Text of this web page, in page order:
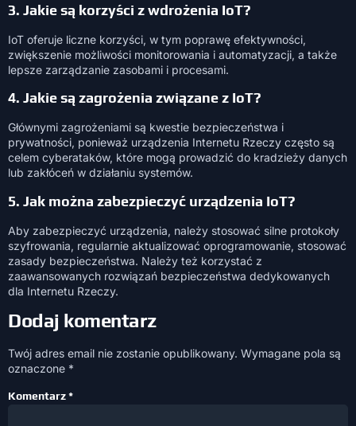
3. Jakie są korzyści z wdrożenia IoT?
IoT oferuje liczne korzyści, w tym poprawę efektywności,
zwiększenie możliwości monitorowania i automatyzacji, a także
lepsze zarządzanie zasobami i procesami.
4. Jakie są zagrożenia związane z IoT?
Głównymi zagrożeniami są kwestie bezpieczeństwa i
prywatności, ponieważ urządzenia Internetu Rzeczy często są
celem cyberataków, które mogą prowadzić do kradzieży danych
lub zakłóceń w działaniu systemów.
5. Jak można zabezpieczyć urządzenia IoT?
Aby zabezpieczyć urządzenia, należy stosować silne protokoły
szyfrowania, regularnie aktualizować oprogramowanie, stosować
zasady bezpieczeństwa. Należy też korzystać z
zaawansowanych rozwiązań bezpieczeństwa dedykowanych
dla Internetu Rzeczy.
Dodaj komentarz
Twój adres email nie zostanie opublikowany. Wymagane pola są
oznaczone *
Komentarz*